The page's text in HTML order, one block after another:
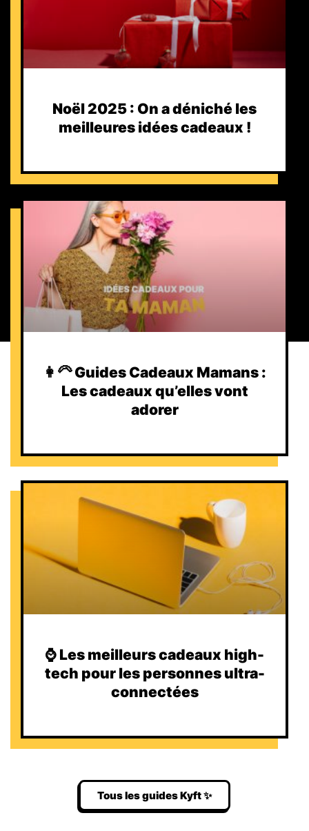
Noël 2025 : On a déniché les
meilleures idées cadeaux !
👩‍🦳 Guides Cadeaux Mamans :
Les cadeaux qu’elles vont
adorer
⌚️ Les meilleurs cadeaux high-
tech pour les personnes ultra-
connectées
Tous les guides Kyft ✨